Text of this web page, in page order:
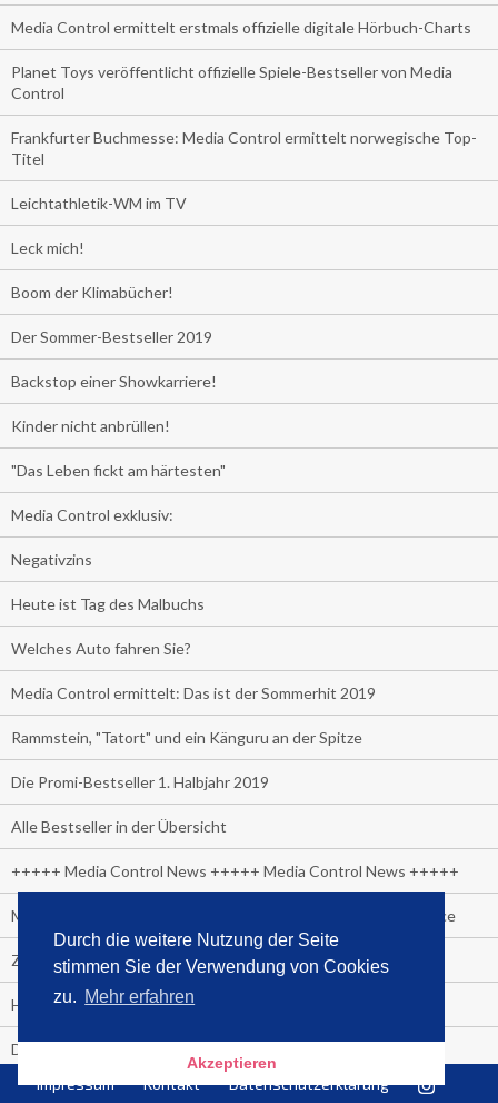
Durch die weitere Nutzung der Seite
stimmen Sie der Verwendung von Cookies
zu. Mehr erfahren
Akzeptieren
Media Control ermittelt erstmals offizielle digitale Hörbuch-Charts
Planet Toys veröffentlicht offizielle Spiele-Bestseller von Media
Control
Frankfurter Buchmesse: Media Control ermittelt norwegische Top-
Titel
Leichtathletik-WM im TV
Leck mich!
Boom der Klimabücher!
Der Sommer-Bestseller 2019
Backstop einer Showkarriere!
Kinder nicht anbrüllen!
"Das Leben fickt am härtesten"
Media Control exklusiv:
Negativzins
Heute ist Tag des Malbuchs
Welches Auto fahren Sie?
Media Control ermittelt: Das ist der Sommerhit 2019
Rammstein, "Tatort" und ein Känguru an der Spitze
Die Promi-Bestseller 1. Halbjahr 2019
Alle Bestseller in der Übersicht
+++++ Media Control News +++++ Media Control News +++++
Media Control beruft Arnd von Conrady zum Leiter E-Commerce
Zuschauer-Trend der Fußball Frauen WM:
Heute wäre sie 90 Jahre alt geworden.
Das beliebteste Tatort-Duo ist?
Media Control: Friday-Greta
Impressum Kontakt Datenschutzerklärung